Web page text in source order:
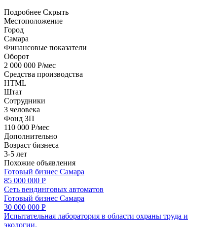
Подробнее Скрыть
Местоположение
Город
Самара
Финансовые показатели
Оборот
2 000 000 Р/мес
Средства производства
HTML
Штат
Сотрудники
3 человека
Фонд ЗП
110 000 Р/мес
Дополнительно
Возраст бизнеса
3-5 лет
Похожие объявления
Готовый бизнес Самара
85 000 000 Р
Сеть вендинговых автоматов
Готовый бизнес Самара
30 000 000 Р
Испытательная лаборатория в области охраны труда и
экологии.